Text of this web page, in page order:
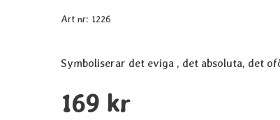
Art nr: 1226
Symboliserar det eviga , det absoluta, det
pris
169 kr